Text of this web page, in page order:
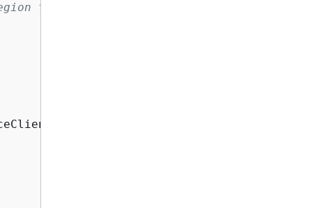
to the client